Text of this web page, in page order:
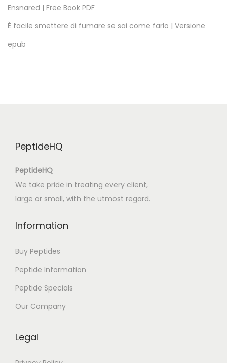
k
F
Ensnared | Free Book PDF
È facile smettere di fumare se sai come farlo | Versione
epub
PeptideHQ
PeptideHQ
We take pride in treating every client,
large or small, with the utmost regard.
Information
Buy Peptides
Peptide Information
Peptide Specials
Our Company
Legal